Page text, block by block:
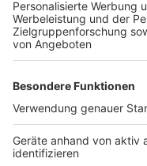
Mitarbeiter des
beauftragt, die den
Nachmittag abgeholt
Sondernutzung und
vorgeworfen. Wenn
ermitteln kann,
1500 Euro.